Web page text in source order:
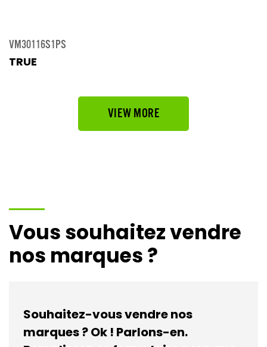
VM30116S1PS
TRUE
VIEW MORE
Vous souhaitez vendre
nos marques ?
Souhaitez-vous vendre nos
marques ? Ok ! Parlons-en.